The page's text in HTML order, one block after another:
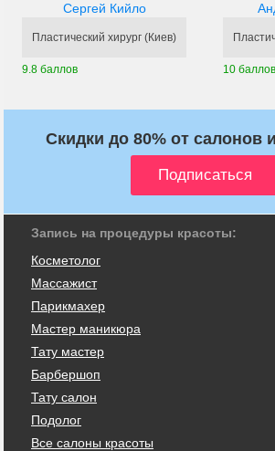
Сергей Кийло
Пластический хирург (Киев)
9.8 баллов 10 баллов
Скидки до 80% от салонов
Запись на процедуры красоты:
Косметолог
Массажист
Парикмахер
Мастер маникюра
Тату мастер
Барбершоп
Тату салон
Подолог
Все салоны красоты